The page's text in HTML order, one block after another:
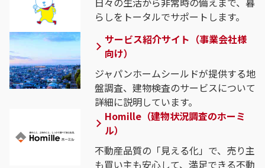
らしをトータルでサポートします。
サービス紹介サイト（事業会社様
向け）
ジャパンホームシールドが提供する地
盤調査、建物検査のサービスについて
詳細に説明しています。
Homille（建物状況調査のホーミ
ル）
不動産品質の「見える化」で、売り主
も買い主も安心して、満足できる不動